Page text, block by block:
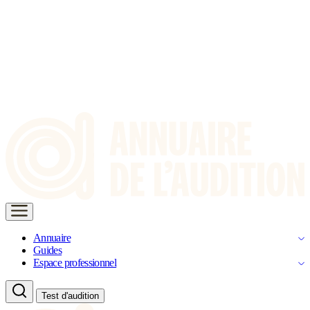
Annuaire
Guides
Espace professionnel
Test d'audition